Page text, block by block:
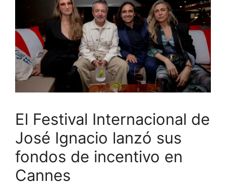
El Festival Internacional de
José Ignacio lanzó sus
fondos de incentivo en
Cannes